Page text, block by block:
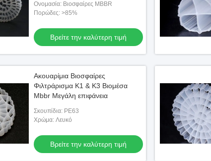
Ονομασία: Βιοσφαίρες MBBR
Πορώδες: >85%
Βρείτε την καλύτερη τιμή
Ακουαρίμια Βιοσφαίρες
Φιλτράρισμα Κ1 & Κ3 Βιομέσα
Mbbr Μεγάλη επιφάνεια
Σκουπίδια: PE63
Χρώμα: Λευκό
Βρείτε την καλύτερη τιμή